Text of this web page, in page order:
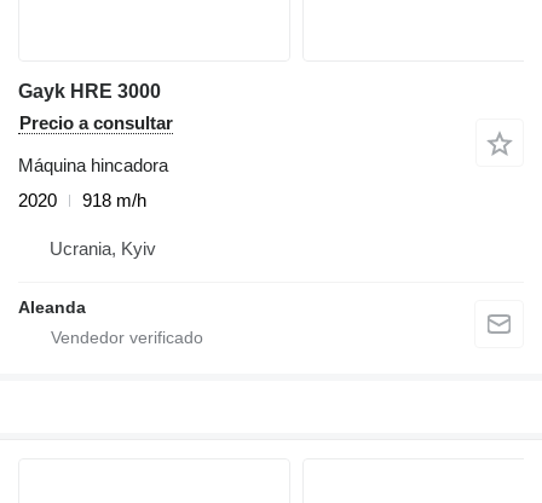
Gayk HRE 3000
Precio a consultar
Máquina hincadora
2020
918 m/h
Ucrania, Kyiv
Aleanda